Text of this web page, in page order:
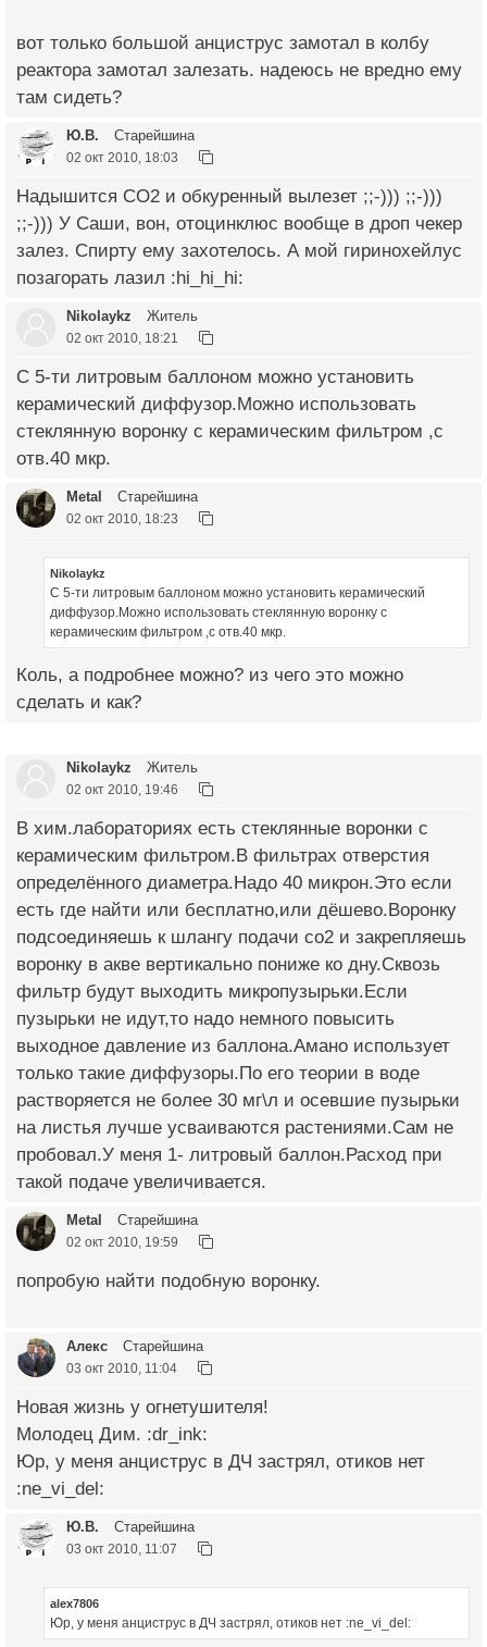
вот только большой анциструс замотал в колбу
реактора замотал залезать. надеюсь не вредно ему
там сидеть?
Ю.В. Старейшина
02 окт 2010, 18:03
Надышится СО2 и обкуренный вылезет ;;-))) ;;-)))
;;-))) У Саши, вон, отоцинклюс вообще в дроп чекер
залез. Спирту ему захотелось. А мой гиринохейлус
позагорать лазил :hi_hi_hi:
Nikolaykz Житель
02 окт 2010, 18:21
С 5-ти литровым баллоном можно установить
керамический диффузор.Можно использовать
стеклянную воронку с керамическим фильтром ,с
отв.40 мкр.
Metal Старейшина
02 окт 2010, 18:23
Nikolaykz
С 5-ти литровым баллоном можно установить керамический
диффузор.Можно использовать стеклянную воронку с
керамическим фильтром ,с отв.40 мкр.
Коль, а подробнее можно? из чего это можно
сделать и как?
Nikolaykz Житель
02 окт 2010, 19:46
В хим.лабораториях есть стеклянные воронки с
керамическим фильтром.В фильтрах отверстия
определённого диаметра.Надо 40 микрон.Это если
есть где найти или бесплатно,или дёшево.Воронку
подсоединяешь к шлангу подачи со2 и закрепляешь
воронку в акве вертикально пониже ко дну.Сквозь
фильтр будут выходить микропузырьки.Если
пузырьки не идут,то надо немного повысить
выходное давление из баллона.Амано использует
только такие диффузоры.По его теории в воде
растворяется не более 30 мг\л и осевшие пузырьки
на листья лучше усваиваются растениями.Сам не
пробовал.У меня 1- литровый баллон.Расход при
такой подаче увеличивается.
Metal Старейшина
02 окт 2010, 19:59
попробую найти подобную воронку.
Алекс Старейшина
03 окт 2010, 11:04
Новая жизнь у огнетушителя!
Молодец Дим. :dr_ink:
Юр, у меня анциструс в ДЧ застрял, отиков нет
:ne_vi_del:
Ю.В. Старейшина
03 окт 2010, 11:07
alex7806
Юр, у меня анциструс в ДЧ застрял, отиков нет :ne_vi_del: